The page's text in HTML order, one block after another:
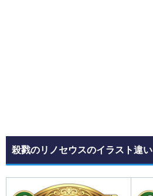
殺戮のリノセウスのイラスト違い